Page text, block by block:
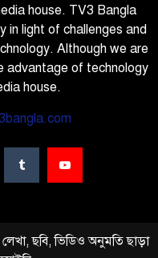
house. TV3 Bangla
in light of challenges and
Although we are
advantage of technology
house.
ছবি, ভিডিও অনুমতি ছাড়া